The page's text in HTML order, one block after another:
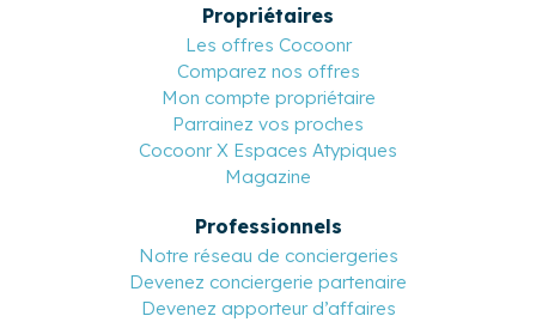
Propriétaires
Les offres Cocoonr
Comparez nos offres
Mon compte propriétaire
Parrainez vos proches
Cocoonr X Espaces Atypiques
Magazine
Professionnels
Notre réseau de conciergeries
Devenez conciergerie partenaire
Devenez apporteur d’affaires